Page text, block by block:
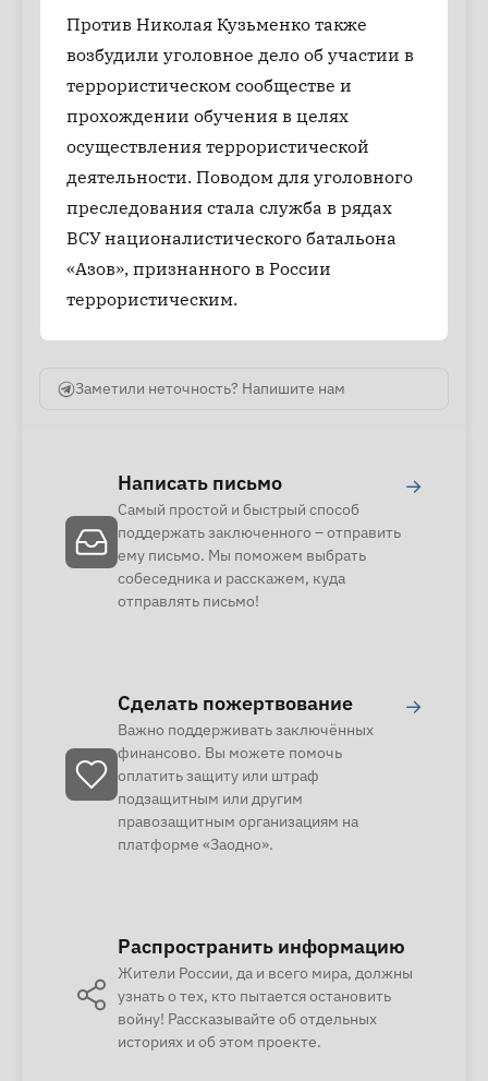
Против Николая Кузьменко также
возбудили уголовное дело об участии в
террористическом сообществе и
прохождении обучения в целях
осуществления террористической
деятельности. Поводом для уголовного
преследования стала служба в рядах
ВСУ националистического батальона
«Азов», признанного в России
террористическим.
Заметили неточность? Напишите нам
Написать письмо
Самый простой и быстрый способ
поддержать заключенного – отправить
ему письмо. Мы поможем выбрать
собеседника и расскажем, куда
отправлять письмо!
→
Сделать пожертвование
Важно поддерживать заключённых
финансово. Вы можете помочь
оплатить защиту или штраф
подзащитным или другим
правозащитным организациям на
платформе «Заодно».
→
Распространить информацию
Жители России, да и всего мира, должны
узнать о тех, кто пытается остановить
войну! Рассказывайте об отдельных
историях и об этом проекте.